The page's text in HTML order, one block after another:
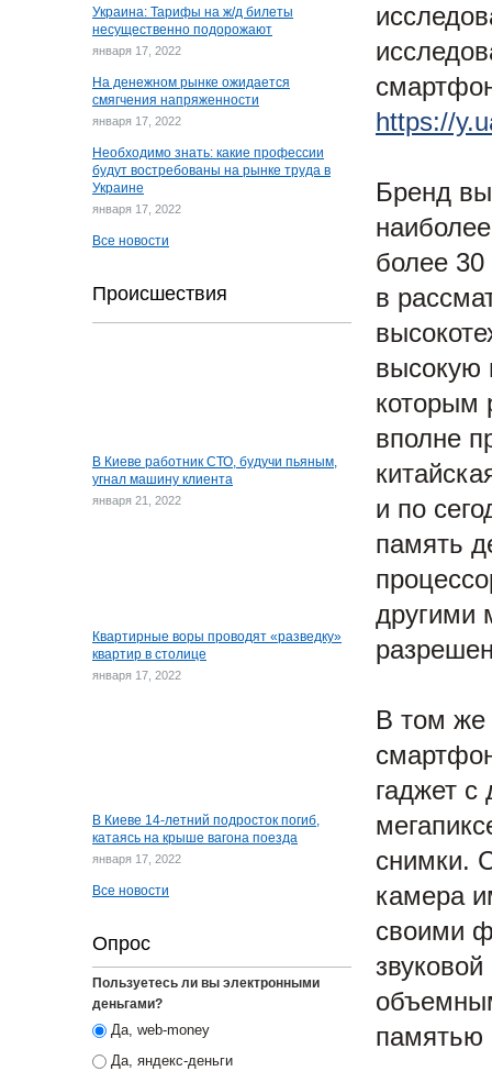
Украина: Тарифы на ж/д билеты
несущественно подорожают
января 17, 2022
На денежном рынке ожидается
смягчения напряженности
января 17, 2022
Необходимо знать: какие профессии
будут востребованы на рынке труда в
Украине
января 17, 2022
Все новости
Происшествия
В Киеве работник СТО, будучи пьяным,
угнал машину клиента
января 21, 2022
Квартирные воры проводят «разведку»
квартир в столице
января 17, 2022
В Киеве 14-летний подросток погиб,
катаясь на крыше вагона поезда
января 17, 2022
Все новости
Опрос
Пользуетесь ли вы электронными
деньгами?
Да, web-money
Да, яндекс-деньги
https://
Бренд
более
в
высокую
которым
вполне
и по
память
другими
В том же
гаджет
снимки.
камера
своими
памятью